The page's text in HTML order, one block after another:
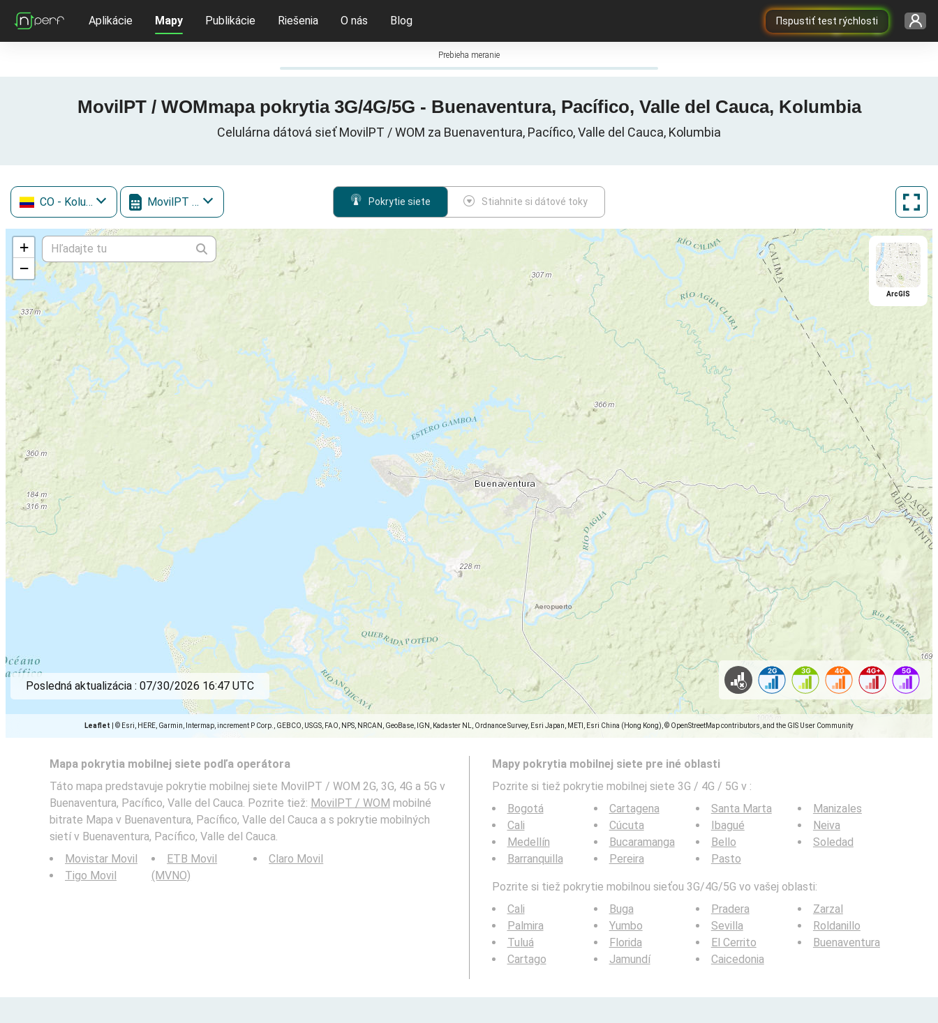
Пspustiť test rýchlosti
Aplikácie Mapy Publikácie Riešenia O nás Blog
Prebieha meranie
MovilPT / WOMmapa pokrytia 3G/4G/5G - Buenaventura, Pacífico, Valle del Cauca, Kolumbia
Celulárna dátová sieť MovilPT / WOM za Buenaventura, Pacífico, Valle del Cauca, Kolumbia
CO - Kolumbia MovilPT / WOM Pokrytie siete Stiahnite si dátové toky
+
−
Leaflet © Esri, HERE, Garmin, Intermap, increment P Corp., GEBCO, USGS, FAO, NPS, NRCAN, GeoBase, IGN, Kadaster NL, Ordnance Survey, Esri Japan, METI, Esri China (Hong Kong), © OpenStreetMap contributors, and the GIS User Community
ArcGIS
Posledná aktualizácia : 07/30/2026 16:47 UTC
Mapa pokrytia mobilnej siete podľa operátora
Táto mapa predstavuje pokrytie mobilnej siete MovilPT / WOM 2G, 3G, 4G a 5G v
Buenaventura, Pacífico, Valle del Cauca. Pozrite tiež: MovilPT / WOM mobilné
bitrate Mapa v Buenaventura, Pacífico, Valle del Cauca a s pokrytie mobilných
sietí v Buenaventura, Pacífico, Valle del Cauca.
Movistar Movil
Tigo Movil
ETB Movil
(MVNO)
Claro Movil
Mapy pokrytia mobilnej siete pre iné oblasti
Pozrite si tiež pokrytie mobilnej siete 3G / 4G / 5G v :
Bogotá
Cali
Medellín
Barranquilla
Cartagena
Cúcuta
Bucaramanga
Pereira
Santa Marta
Ibagué
Bello
Pasto
Manizales
Neiva
Soledad
Pozrite si tiež pokrytie mobilnou sieťou 3G/4G/5G vo vašej oblasti:
Cali
Palmira
Tuluá
Cartago
Buga
Yumbo
Florida
Jamundí
Pradera
Sevilla
El Cerrito
Caicedonia
Zarzal
Roldanillo
Buenaventura